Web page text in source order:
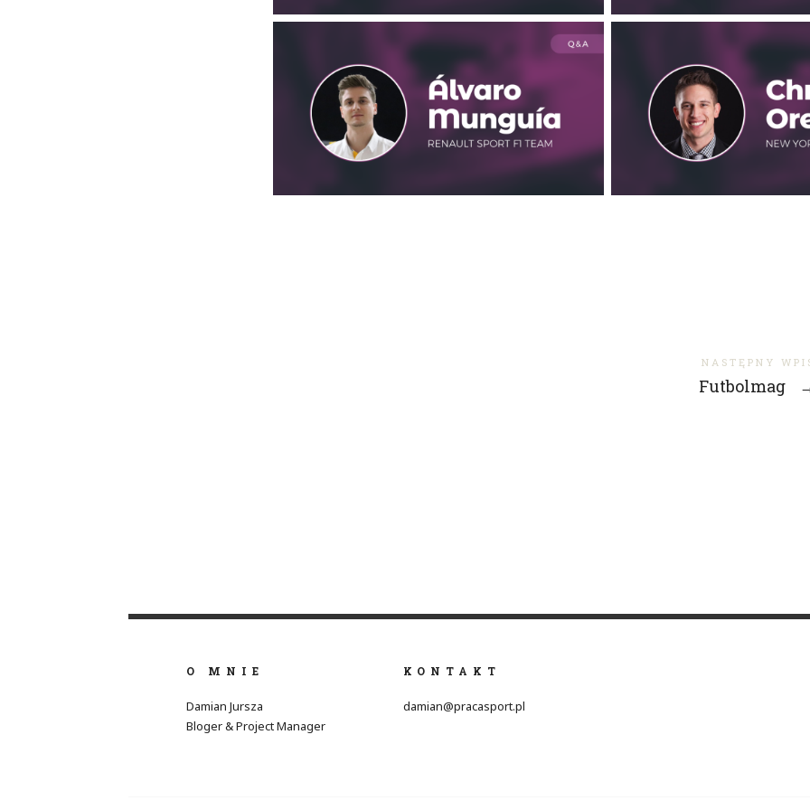
NASTĘPNY
Futbolmag
O MNIE
Damian Jursza
Bloger & Project Manager
KONTAKT
damian@pracasport.pl